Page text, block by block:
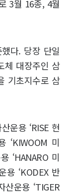
3월 16종, 4월
다. 당장 단일
체 대장주인 삼
기초지수로 삼
운용 ‘RISE 현
‘KIWOOM 미
‘HANARO 미
용 ‘KODEX 반
운용 ‘TIGER